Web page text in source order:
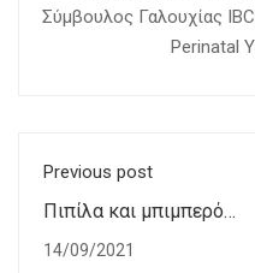
Σύμβουλος Γαλουχίας
Perinatal
Previous post
Πιπίλα και μπιμπερό
όταν θηλάζουμε
14/09/2021